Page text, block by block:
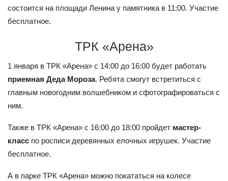
состоится на площади Ленина у памятника в 11:00. Участие
бесплатное.
ТРК «Арена»
1 января в ТРК «Арена» с 14:00 до 16:00 будет работать
приемная Деда Мороза. Ребята смогут встретиться с
главным новогодним волшебником и сфотографироваться с
ним.
Также в ТРК «Арена» с 16:00 до 18:00 пройдет мастер-
класс по росписи деревянных елочных игрушек. Участие
бесплатное.
А в парке ТРК «Арена» можно покататься на колесе